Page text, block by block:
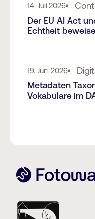
14. Juli 2026
Der EU AI Act
Echtheit
19. Juni 2026
Metadaten
Vokabulare im